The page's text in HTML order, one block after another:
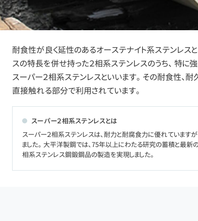
耐食性が良く延性のあるオーステナイト系ステンレス
スの特長を併せ持った２相系ステンレスのうち、 特に
スーパー２相系ステンレスといいます。 その耐食性、
直接触れる部分で利用されています。
スーパー２相系ステンレスとは
スーパー２相系ステンレスは、耐力と耐腐食力に優れています
ました。 大平洋製鋼では、75年以上にわたる研究の蓄積と最
相系ステンレス鋼鍛鋼品の製造を実現しました。